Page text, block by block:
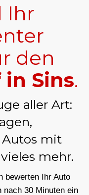
Ihr
den
Sins.
aller Art:
Autos mit
mehr.
bewerten Ihr Auto
nach 30 Minuten ein